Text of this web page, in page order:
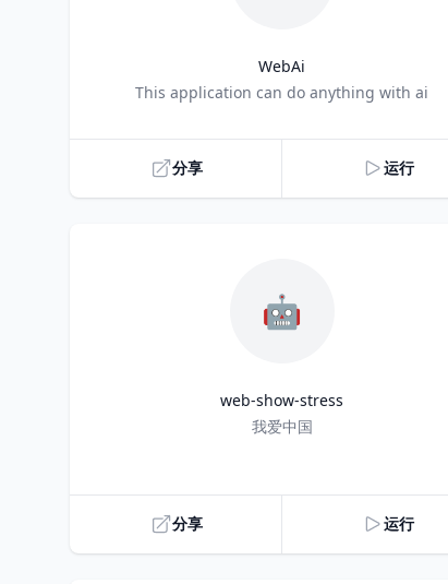
WebAi
TitleThis application can do anything with ai
分享 运行
🤖
web-show-stress
我爱中国
分享 运行